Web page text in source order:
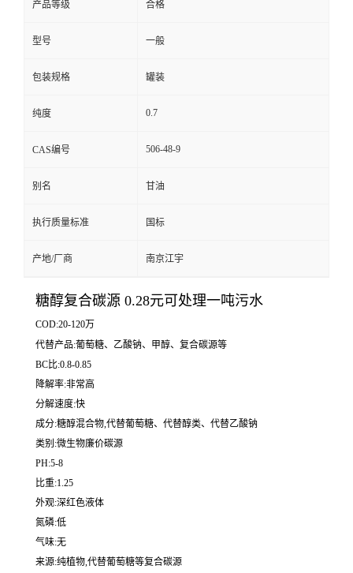
产品等级 合格
型号 一般
包装规格 罐装
纯度 0.7
CAS编号 506-48-9
别名 甘油
执行质量标准 国标
产地/厂商 南京江宇
糖醇复合碳源 0.28元可处理一吨污水
COD:20-120万
代替产品:葡萄糖、乙酸钠、甲醇、复合碳源等
BC比:0.8-0.85
降解率:非常高
分解速度:快
成分:糖醇混合物,代替葡萄糖、代替醇类、代替乙酸钠
类别:微生物廉价碳源
PH:5-8
比重:1.25
外观:深红色液体
氮磷:低
气味:无
来源:纯植物,代替葡萄糖等复合碳源